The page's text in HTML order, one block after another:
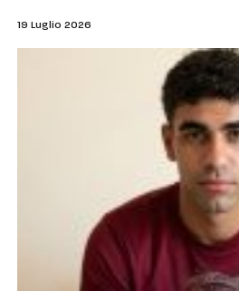
19 Luglio 2026